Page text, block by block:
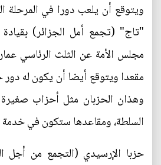
ويتوقع أن يلعب دورا في المرحلة
"تاج" (تجمع أمل الجزائر)
مقعدا ويتوقع أيضا أن يكون له دور
وهذان الحزبان مثل أحزاب
السلطة، ومقاعدها ستكون في خدمة
حزبا الإرسيدي (التجمع من أجل